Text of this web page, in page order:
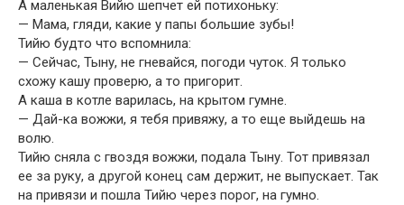
А маленькая Вийю шепчет ей потихоньку:
— Мама, гляди, какие у папы большие зубы!
Тийю будто что вспомнила:
— Сейчас, Тыну, не гневайся, погоди чуток. Я только
схожу кашу проверю, а то пригорит.
А каша в котле варилась, на крытом гумне.
— Дай-ка вожжи, я тебя привяжу, а то еще выйдешь на
волю.
Тийю сняла с гвоздя вожжи, подала Тыну. Тот привязал
ее за руку, а другой конец сам держит, не выпускает. Так
на привязи и пошла Тийю через порог, на гумно.